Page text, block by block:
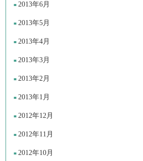
2013年6月
2013年5月
2013年4月
2013年3月
2013年2月
2013年1月
2012年12月
2012年11月
2012年10月